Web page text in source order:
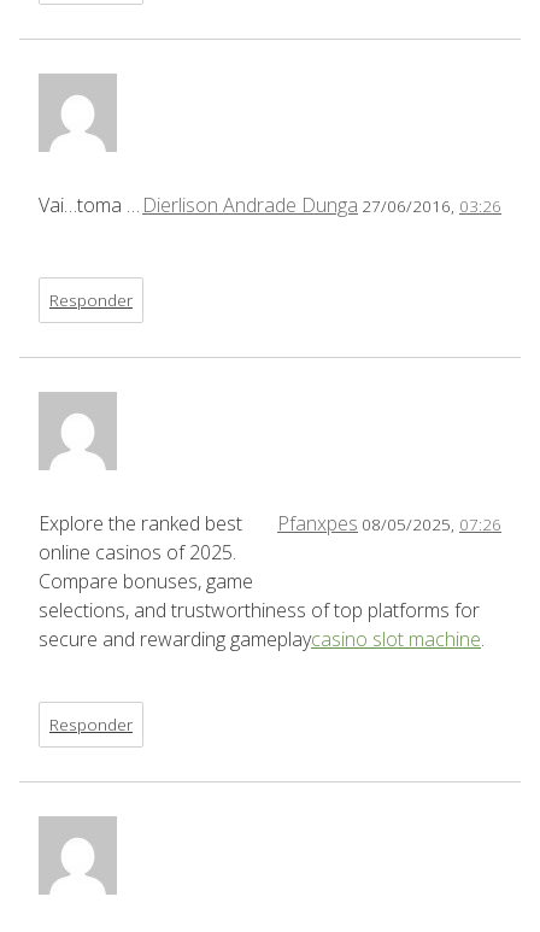
Dierlison Andrade Dunga 27/06/2016, 03:26
Vai…toma …
Responder
Pfanxpes 08/05/2025, 07:26
Explore the ranked best
online casinos of 2025.
Compare bonuses, game
selections, and trustworthiness of top platforms for
secure and rewarding gameplaycasino slot machine.
Responder